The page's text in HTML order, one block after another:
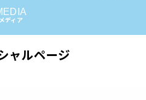
メディア
ャルページ